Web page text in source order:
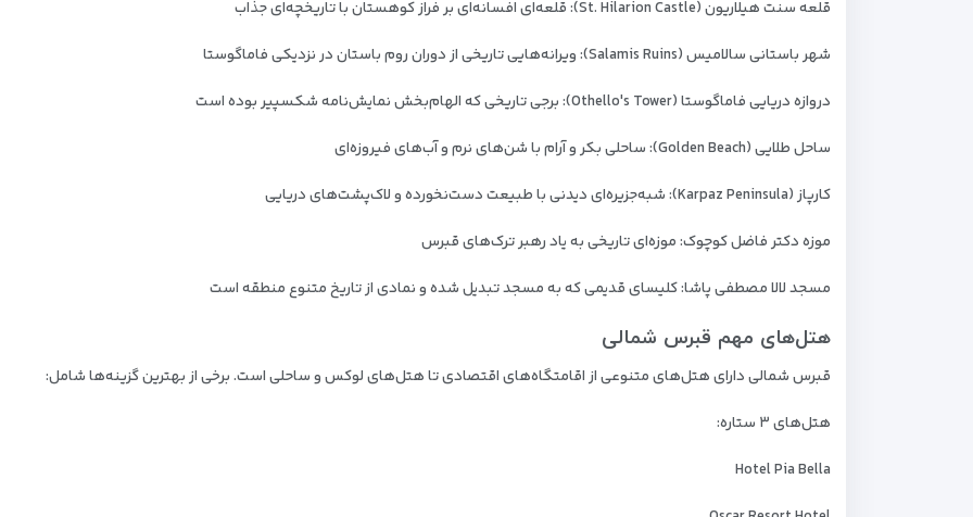
قلعه سنت هیلاریون (St. Hilarion Castle): قلعه‌ای افسانه‌ای بر فراز کوهستان با تاریخچه‌ای جذاب
شهر باستانی سالامیس (Salamis Ruins): ویرانه‌هایی تاریخی از دوران روم باستان در نزدیکی فاماگوستا
دروازه دریایی فاماگوستا (Othello's Tower): برجی تاریخی که الهام‌بخش نمایش‌نامه شکسپیر بوده است
ساحل طلایی (Golden Beach): ساحلی بکر و آرام با شن‌های نرم و آب‌های فیروزه‌ای
کارپاز (Karpaz Peninsula): شبه‌جزیره‌ای دیدنی با طبیعت دست‌نخورده و لاک‌پشت‌های دریایی
موزه دکتر فاضل کوچوک: موزه‌ای تاریخی به یاد رهبر ترک‌های قبرس
مسجد لالا مصطفی پاشا: کلیسای قدیمی که به مسجد تبدیل شده و نمادی از تاریخ متنوع منطقه است
هتل‌های مهم قبرس شمالی
قبرس شمالی دارای هتل‌های متنوعی از اقامتگاه‌های اقتصادی تا هتل‌های لوکس و ساحلی است. برخی از بهترین گزینه‌ها شامل:
هتل‌های ۳ ستاره:
Hotel Pia Bella